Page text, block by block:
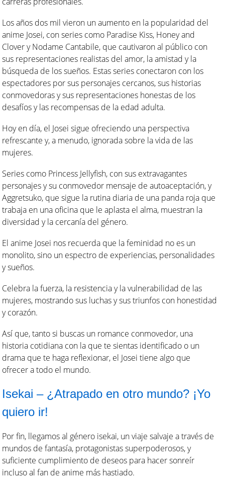
Los años dos mil vieron un aumento en la popularidad del
anime Josei, con series como Paradise Kiss, Honey and
Clover y Nodame Cantabile, que cautivaron al público con
sus representaciones realistas del amor, la amistad y la
búsqueda de los sueños. Estas series conectaron con los
espectadores por sus personajes cercanos, sus historias
conmovedoras y sus representaciones honestas de los
desafíos y las recompensas de la edad adulta.
Hoy en día, el Josei sigue ofreciendo una perspectiva
refrescante y, a menudo, ignorada sobre la vida de las
mujeres.
Series como Princess Jellyfish, con sus extravagantes
personajes y su conmovedor mensaje de autoaceptación, y
Aggretsuko, que sigue la rutina diaria de una panda roja que
trabaja en una oficina que le aplasta el alma, muestran la
diversidad y la cercanía del género.
El anime Josei nos recuerda que la feminidad no es un
monolito, sino un espectro de experiencias, personalidades
y sueños.
Celebra la fuerza, la resistencia y la vulnerabilidad de las
mujeres, mostrando sus luchas y sus triunfos con honestidad
y corazón.
Así que, tanto si buscas un romance conmovedor, una
historia cotidiana con la que te sientas identificado o un
drama que te haga reflexionar, el Josei tiene algo que
ofrecer a todo el mundo.
Isekai – ¿Atrapado en otro mundo? ¡Yo
quiero ir!
Por fin, llegamos al género isekai, un viaje salvaje a través de
mundos de fantasía, protagonistas superpoderosos, y
suficiente cumplimiento de deseos para hacer sonreír
incluso al fan de anime más hastiado.